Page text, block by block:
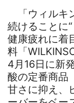
「ウィルキ
続けることに
健康疲れに着
料「
4月16日に新
酸の定番商品
甘さに抑え、